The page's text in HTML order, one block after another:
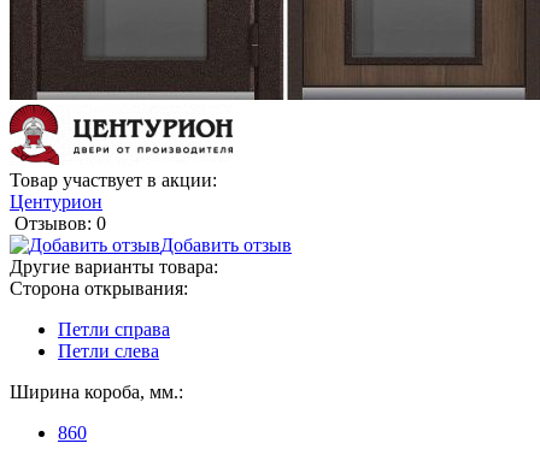
Товар участвует в акции:
Центурион
Отзывов: 0
Добавить отзыв
Другие варианты товара:
Сторона открывания:
Петли справа
Петли слева
Ширина короба, мм.:
860